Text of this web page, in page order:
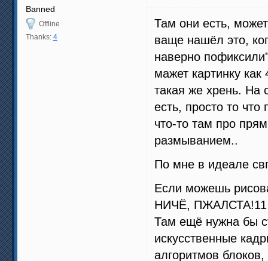
Banned
Offline
Thanks: 4
Там они есть,
ваще нашёл это,
наверно
мажет картинку
такая же хрень. На
есть, просто то
что-то там про
размыванием..
По мне в идеале
Если можешь
НИЧЁ, ПЖАЛСТА!11
Там ещё нужна бы
искусственные
алгоритмов